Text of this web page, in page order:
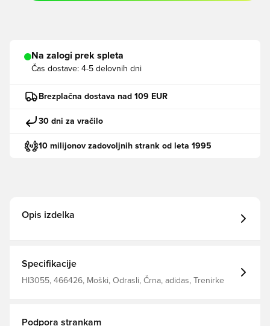
Na zalogi prek spleta
Čas dostave: 4-5 delovnih dni
Brezplačna dostava nad 109 EUR
30 dni za vračilo
10 milijonov zadovoljnih strank od leta 1995
Opis izdelka
Specifikacije
HI3055, 466426, Moški, Odrasli, Črna, adidas, Trenirke
Podpora strankam